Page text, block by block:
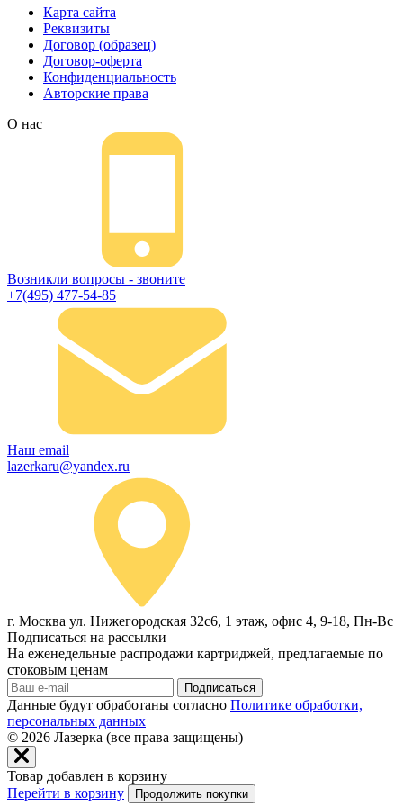
Карта сайта
Реквизиты
Договор (образец)
Договор-оферта
Конфиденциальность
Авторские права
О нас
Возникли вопросы - звоните
+7(495) 477-54-85
Наш email
lazerkaru@yandex.ru
г. Москва ул. Нижегородская 32с6, 1 этаж, офис 4, 9-18, Пн-Вс
Подписаться на рассылки
На еженедельные распродажи картриджей, предлагаемые по
стоковым ценам
Подписаться
Данные будут обработаны согласно Политике обработки,
персональных данных
© 2026 Лазерка (все права защищены)
Товар добавлен в корзину
Перейти в корзину
Продолжить покупки